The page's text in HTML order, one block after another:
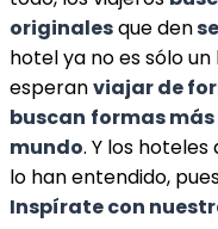
originalesque den
hotel ya no es sólo
esperanviajar de
buscan formas más
mundo. Y los
lo han entendido,
Inspírate con